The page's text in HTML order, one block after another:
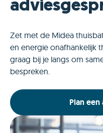
Zet met de Midea
en energie onafhankelijk
graag bij je langs om
bespreken.
Plan